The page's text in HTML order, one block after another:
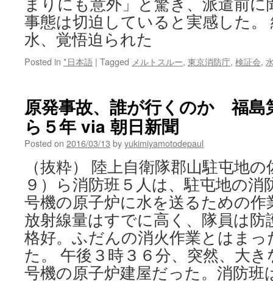
事態は切迫していると実感した。
水、覚悟迫られた
Posted in *日本語 | Tagged メルトスルー, 東京消防庁, 検証会,
原発事故、誰が行くのか 福島
ら５年 via 朝日新聞
Posted on 2016/03/13 byyukimiyamotodepaul
（抜粋） 陸上自衛隊郡山駐屯地
９）ら消防班５人は、駐屯地の消
号機の原子炉に水を送るための
放射線量はすでに高く、隊員は
格好。ふだんの消火作業とはま
た。 午後３時３６分、突然、大
号機の原子炉建屋だった。消防班